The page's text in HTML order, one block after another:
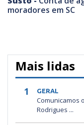
moradores em SC
Mais lidas
1 GERAL
Comunicamos
Rodrigues ...